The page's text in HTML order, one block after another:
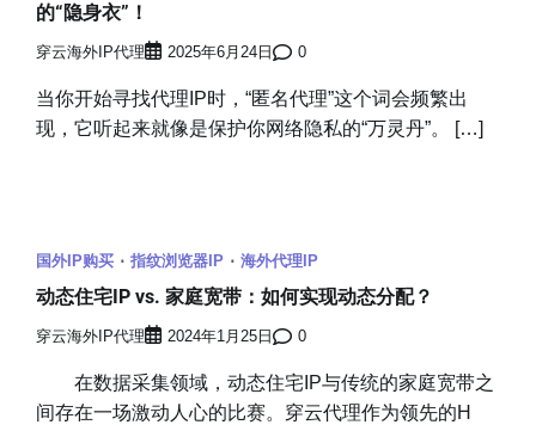
的“隐身衣”！
穿云海外IP代理 2025年6月24日 0
当你开始寻找代理IP时，“匿名代理”这个词会频繁出
现，它听起来就像是保护你网络隐私的“万灵丹”。 […]
国外IP购买 指纹浏览器IP 海外代理IP
动态住宅IP vs. 家庭宽带：如何实现动态分配？
穿云海外IP代理 2024年1月25日 0
在数据采集领域，动态住宅IP与传统的家庭宽带之
间存在一场激动人心的比赛。穿云代理作为领先的H